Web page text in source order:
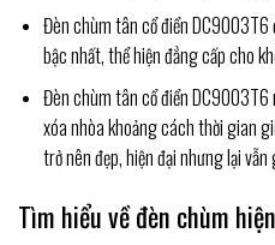
Đèn chùm tân cổ điển
bậc nhất, thể hiện đẳng cấp cho
Đèn chùm tân cổ điển
xóa nhòa khoảng cách thời gian
trở nên đẹp, hiện đại nhưng lại
Tìm hiểu về đèn chùm